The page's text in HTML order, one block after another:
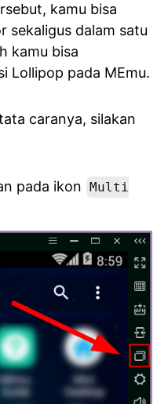
kamu bisa
sekaligus dalam satu
kamu bisa
Lollipop pada MEmu.
caranya, silakan
pada ikon Multi